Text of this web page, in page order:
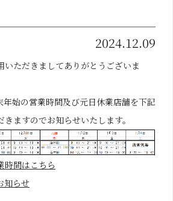
2024.12.09
いただきましてありがとうございま
始の営業時間及び元日休業店舗を下記
ますのでお知らせいたします。
間はこちら
らせ